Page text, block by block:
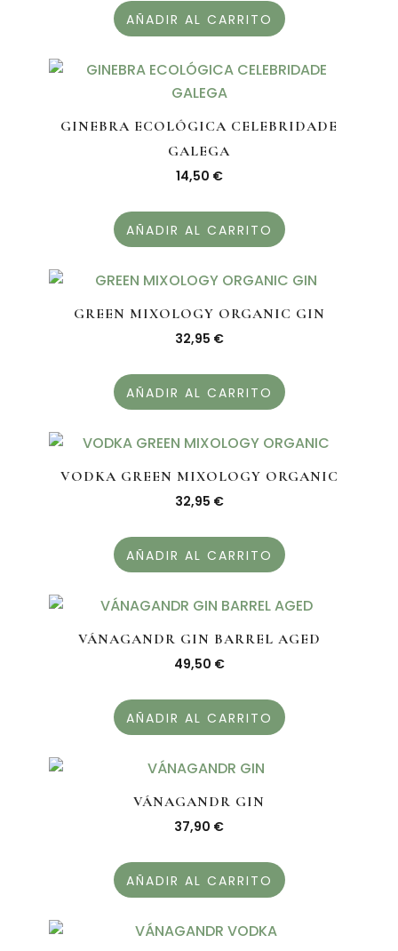
AÑADIR AL CARRITO
GINEBRA ECOLÓGICA CELEBRIDADE
GALEGA
14,50 €
AÑADIR AL CARRITO
GREEN MIXOLOGY ORGANIC GIN
32,95 €
AÑADIR AL CARRITO
VODKA GREEN MIXOLOGY ORGANIC
32,95 €
AÑADIR AL CARRITO
VÁNAGANDR GIN BARREL AGED
49,50 €
AÑADIR AL CARRITO
VÁNAGANDR GIN
37,90 €
AÑADIR AL CARRITO